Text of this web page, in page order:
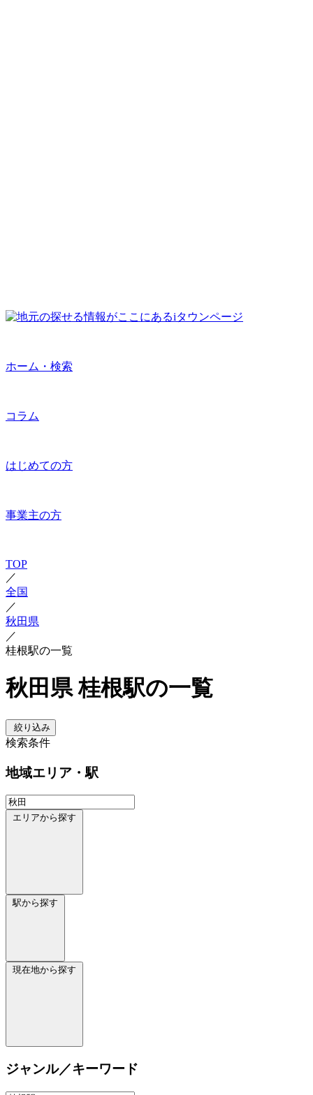
ホーム・検索
コラム
はじめての方
事業主の方
TOP
／
全国
／
秋田県
／
桂根駅の一覧
秋田県 桂根駅の一覧
絞り込み
検索条件
地域エリア・駅
エリアから探す
駅から探す
現在地から探す
ジャンル／キーワード